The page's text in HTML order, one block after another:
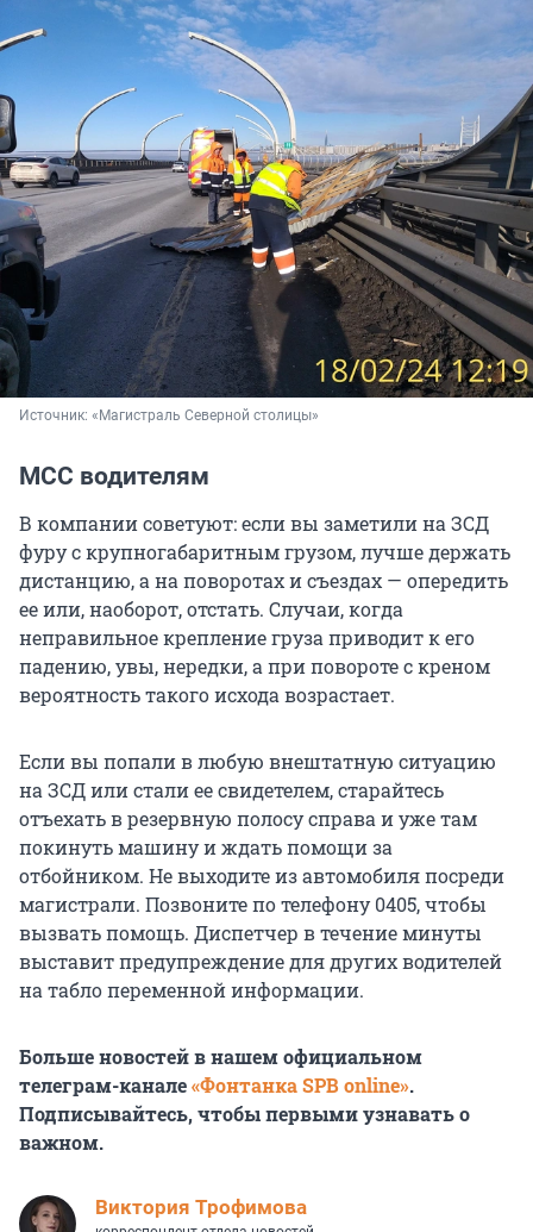
Источник: «Магистраль Северной столицы»
МСС водителям
В компании советуют: если вы заметили на ЗСД
фуру с крупногабаритным грузом, лучше держать
дистанцию, а на поворотах и съездах — опередить
ее или, наоборот, отстать. Случаи, когда
неправильное крепление груза приводит к его
падению, увы, нередки, а при повороте с креном
вероятность такого исхода возрастает.
Если вы попали в любую внештатную ситуацию
на ЗСД или стали ее свидетелем, старайтесь
отъехать в резервную полосу справа и уже там
покинуть машину и ждать помощи за
отбойником. Не выходите из автомобиля посреди
магистрали. Позвоните по телефону 0405, чтобы
вызвать помощь. Диспетчер в течение минуты
выставит предупреждение для других водителей
на табло переменной информации.
Больше новостей в нашем официальном
телеграм-канале«Фонтанка SPB online».
Подписывайтесь, чтобы первыми узнавать о
важном.
Виктория Трофимова